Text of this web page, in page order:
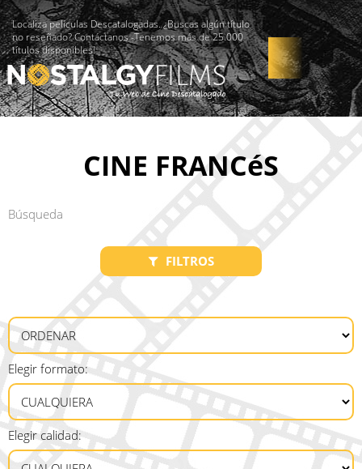
Localiza películas Descatalogadas. ¿Buscas algún título
no reseñado? Contáctanos -Tenemos más de 25.000
títulos disponibles!
CINE FRANCéS
FILTROS
Elegir formato:
Elegir calidad: